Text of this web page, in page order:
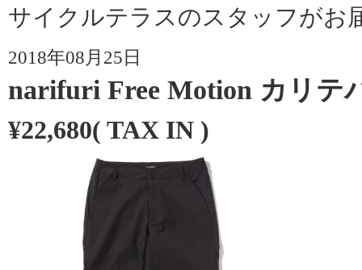
サイクルテラスのスタッフがお
2018年08月25日
narifuri Free Motion カリテ
¥22,680( TAX IN )